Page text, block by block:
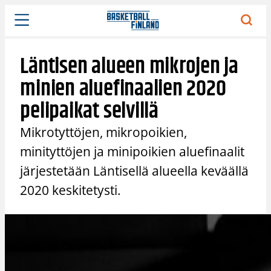
Siirry
sisältöön
Läntisen alueen mikrojen ja
minien aluefinaalien 2020
pelipaikat selvillä
Mikrotyttöjen, mikropoikien,
minityttöjen ja minipoikien aluefinaalit
järjestetään Läntisellä alueella keväällä
2020 keskitetysti.